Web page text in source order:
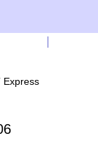
Express